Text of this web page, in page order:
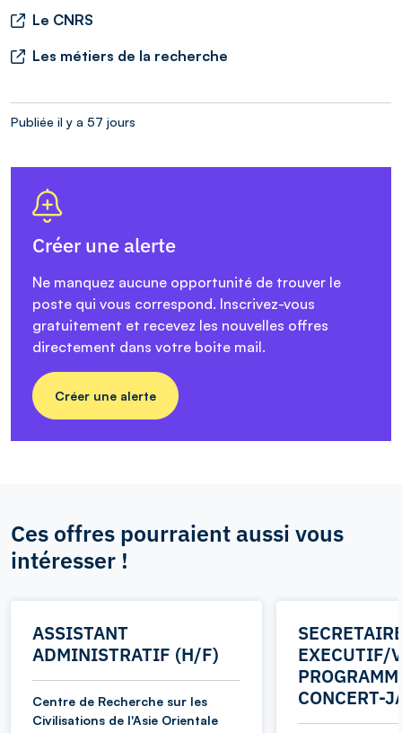
Le CNRS
Les métiers de la recherche
Publiée il y a 57 jours
Créer une alerte
Ne manquez aucune opportunité de trouver le
poste qui vous correspond. Inscrivez-vous
gratuitement et recevez les nouvelles offres
directement dans votre boite mail.
Créer une alerte
Ces offres pourraient aussi vous
intéresser !
ASSISTANT
ADMINISTRATIF (H/F)
Centre de Recherche sur les
Civilisations de l'Asie Orientale
EXECUTIF/
CONCERT-